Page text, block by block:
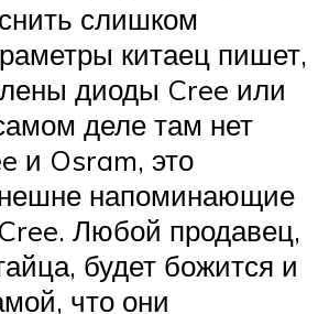
слишком
китаец пишет,
диоды Cree или
деле там нет
и Osram, это
напоминающие
Любой продавец,
будет божится и
что они